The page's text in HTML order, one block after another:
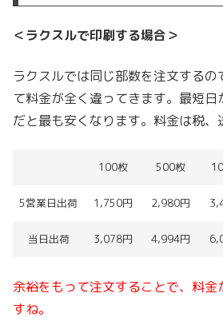
＜ラクスルで印刷する場合＞
ラクスルでは同じ部数を注文するの
て料金が全く違ってきます。最短日
だと最も安くなります。料金は税、
100枚 500枚
5営業日出荷 1,750円 2,980円
当日出荷 3,078円 4,994円
余裕をもって注文することで、料金
すね。